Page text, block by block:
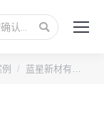
蓝星新材有…